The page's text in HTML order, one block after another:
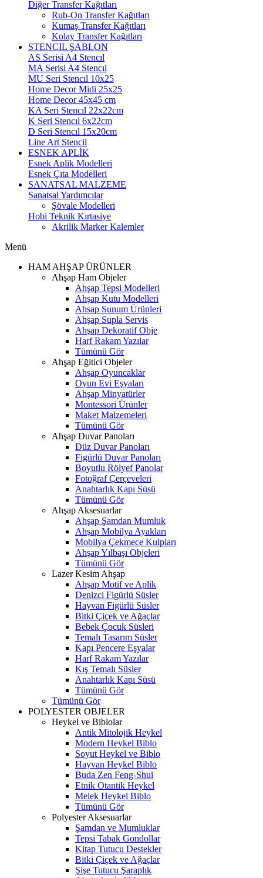
Diğer Transfer Kağıtları
Rub-On Transfer Kağıtları
Kumaş Transfer Kağıtları
Kolay Transfer Kağıtları
STENCIL ŞABLON
AS Serisi A4 Stencıl
MA Serisi A4 Stencıl
MU Seri Stencıl 10x25
Home Decor Midi 25x25
Home Decor 45x45 cm
KA Seri Stencıl 22x22cm
K Seri Stencıl 6x22cm
D Seri Stencıl 15x20cm
Line Art Stencil
ESNEK APLİK
Esnek Aplik Modelleri
Esnek Çıta Modelleri
SANATSAL MALZEME
Sanatsal Yardımcılar
Şövale Modelleri
Hobi Teknik Kırtasiye
Akrilik Marker Kalemler
Menü
HAM AHŞAP ÜRÜNLER
Ahşap Ham Objeler
Ahşap Tepsi Modelleri
Ahşap Kutu Modelleri
Ahsap Sunum Ürünleri
Ahşap Supla Servis
Ahşap Dekoratif Obje
Harf Rakam Yazılar
Tümünü Gör
Ahşap Eğitici Objeler
Ahşap Oyuncaklar
Oyun Evi Eşyaları
Ahşap Minyatürler
Montessori Ürünler
Maket Malzemeleri
Tümünü Gör
Ahşap Duvar Panoları
Düz Duvar Panoları
Figürlü Duvar Panoları
Boyutlu Rölyef Panolar
Fotoğraf Çerçeveleri
Anahtarlık Kapı Süsü
Tümünü Gör
Ahşap Aksesuarlar
Ahşap Şamdan Mumluk
Ahşap Mobilya Ayakları
Mobilya Çekmece Kulpları
Ahşap Yılbaşı Objeleri
Tümünü Gör
Lazer Kesim Ahşap
Ahşap Motif ve Aplik
Denizci Figürlü Süsler
Hayvan Figürlü Süsler
Bitki Çiçek ve Ağaçlar
Bebek Çocuk Süsleri
Temalı Tasarım Süsler
Kapı Pencere Eşyalar
Harf Rakam Yazılar
Kış Temalı Süsler
Anahtarlık Kapı Süsü
Tümünü Gör
Tümünü Gör
POLYESTER OBJELER
Heykel ve Biblolar
Antik Mitolojik Heykel
Modern Heykel Biblo
Soyut Heykel ve Biblo
Hayvan Heykel Biblo
Buda Zen Feng-Shui
Etnik Otantik Heykel
Melek Heykel Biblo
Tümünü Gör
Polyester Aksesuarlar
Şamdan ve Mumluklar
Tepsi Tabak Gondollar
Kitap Tutucu Destekler
Bitki Çiçek ve Ağaçlar
Şişe Tutucu Şaraplık